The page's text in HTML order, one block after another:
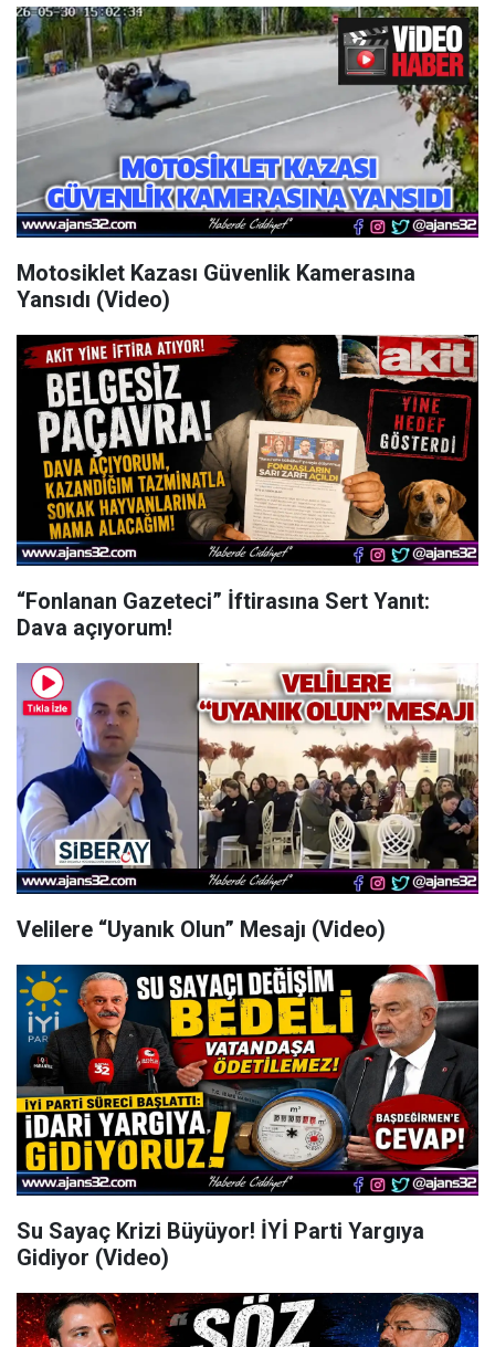
Motosiklet Kazası Güvenlik Kamerasına
Yansıdı (Video)
“Fonlanan Gazeteci” İftirasına Sert Yanıt:
Dava açıyorum!
Velilere “Uyanık Olun” Mesajı (Video)
Su Sayaç Krizi Büyüyor! İYİ Parti Yargıya
Gidiyor (Video)